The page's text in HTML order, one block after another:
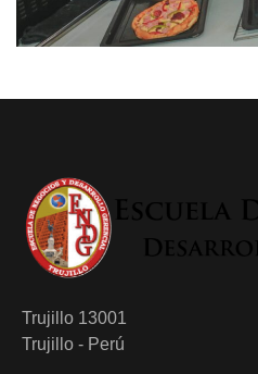
Trujillo 13001
Trujillo - Perú